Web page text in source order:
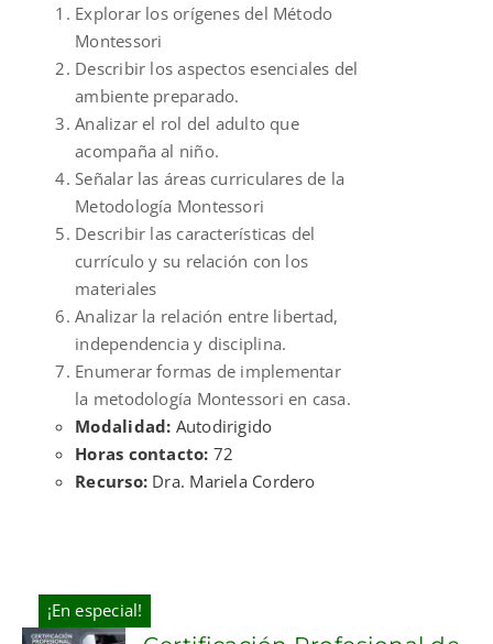
Explorar los orígenes del Método
Montessori
Describir los aspectos esenciales del
ambiente preparado.
Analizar el rol del adulto que
acompaña al niño.
Señalar las áreas curriculares de la
Metodología Montessori
Describir las características del
currículo y su relación con los
materiales
Analizar la relación entre libertad,
independencia y disciplina.
Enumerar formas de implementar
la metodología Montessori en casa.
Modalidad: Autodirigido
Horas contacto: 72
Recurso: Dra. Mariela Cordero
¡En especial!